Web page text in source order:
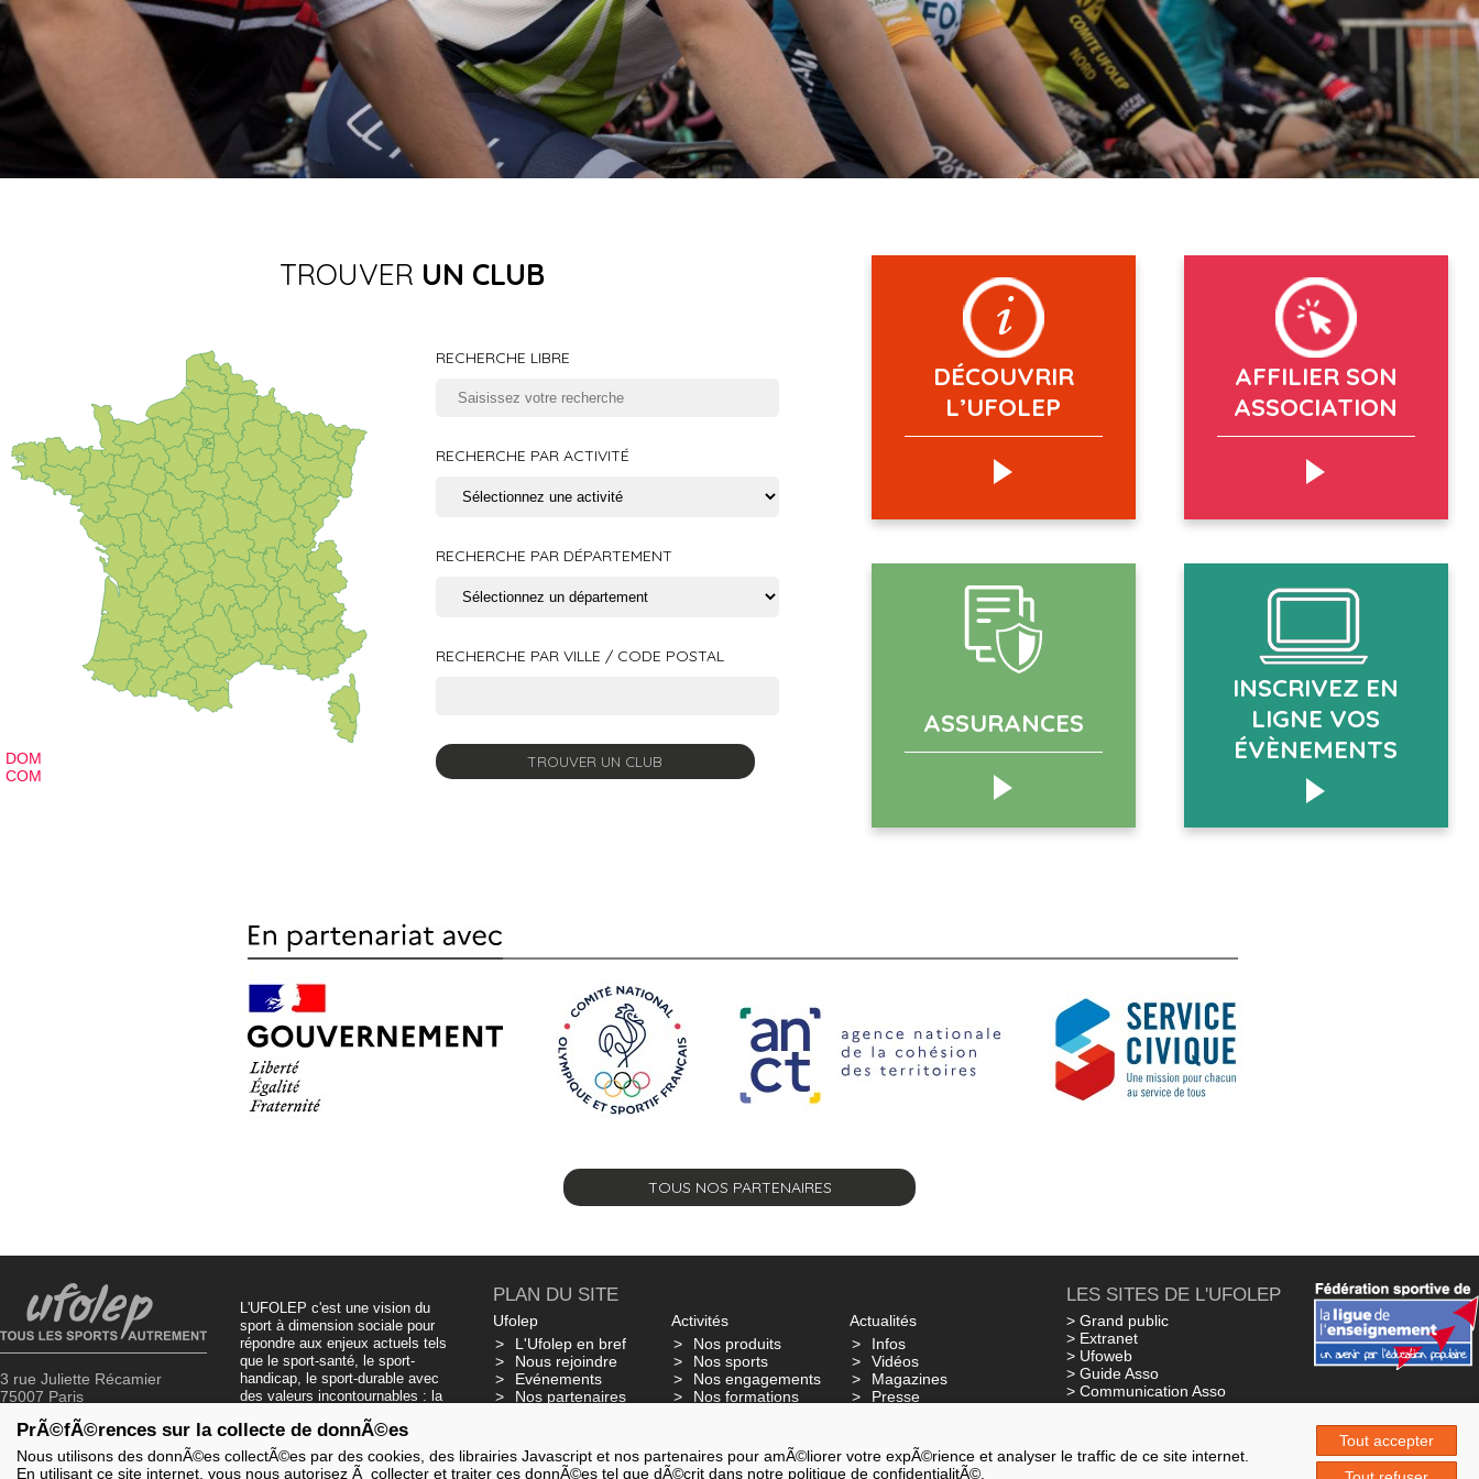
TROUVER UN CLUB
DOM
COM
RECHERCHE LIBRE
RECHERCHE PAR ACTIVITÉ
RECHERCHE PAR DÉPARTEMENT
RECHERCHE PAR VILLE / CODE POSTAL
DÉCOUVRIR
L’UFOLEP
AFFILIER SON
ASSOCIATION
ASSURANCES
INSCRIVEZ EN
LIGNE VOS
ÉVÈNEMENTS
TOUS NOS PARTENAIRES
3 rue Juliette Récamier
75007 Paris
01 43 58 97 71
L'UFOLEP c'est une vision du
sport à dimension sociale pour
répondre aux enjeux actuels tels
que le sport-santé, le sport-
handicap, le sport-durable avec
des valeurs incontournables : la
la citoyenneté.
PLAN DU SITE
Ufolep
L'Ufolep en bref
Nous rejoindre
Evénements
Nos partenaires
Activités
Nos produits
Nos sports
Nos engagements
Nos formations
Actualités
Infos
Vidéos
Magazines
Presse
LES SITES DE L'UFOLEP
> Grand public
> Extranet
> Ufoweb
> Guide Asso
> Communication Asso
> Inscriptions événements
PrÃ©fÃ©rences sur la collecte de donnÃ©es
Nous utilisons des donnÃ©es collectÃ©es par des cookies, des librairies Javascript et nos partenaires pour amÃ©liorer votre expÃ©rience et analyser le traffic de ce site internet.
En utilisant ce site internet, vous nous autorisez Ã collecter et traiter ces donnÃ©es tel que dÃ©crit dans notre politique de confidentialitÃ©.
Tout accepter